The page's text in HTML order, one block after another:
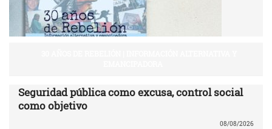
Seguridad pública como excusa, control social
como objetivo
08/08/2026